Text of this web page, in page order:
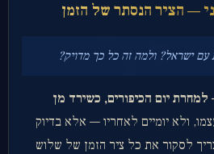
— הציר הנסתר של הזמן
ישראל? ולמה זה כל כך מדויק?
יום הכיפורים, כשירד מן
ולא יומיים לאחריו — אלא בדיוק
לסקור את כל ציר הזמן של שלוש